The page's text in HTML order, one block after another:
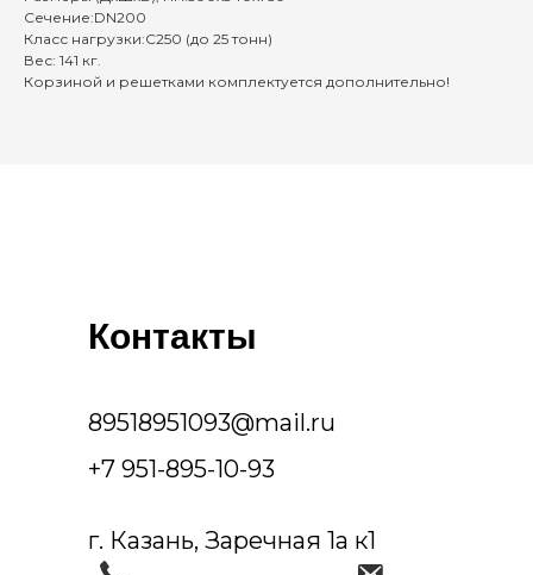
Сечение:DN200
Класс нагрузки:C250 (до 25 тонн)
Вес: 141 кг.
Корзиной и решетками комплектуется дополнительно!
Контакты
+7 951-895-10-93
89518951093@mail.ru
г. Казань, Заречная 1а к1